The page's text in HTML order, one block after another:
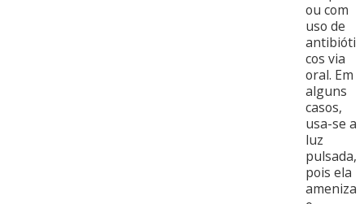
ou com
uso de
antibióti
cos via
oral. Em
alguns
casos,
usa-se a
luz
pulsada,
pois ela
ameniza